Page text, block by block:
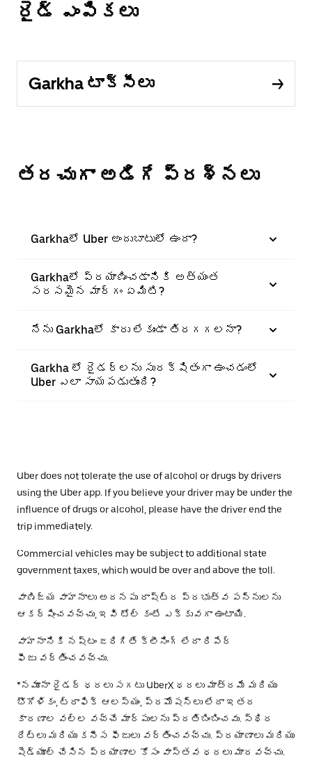
రైడ్ ఎంపికలు
Garkha టాక్సీలు
తరచుగా అడిగే ప్రశ్నలు
Garkhaలో Uber అందుబాటులో ఉందా?
Garkhaలో ప్రయాణించడానికి అత్యంత
సరసమైన మార్గం ఏమిటి?
నేను Garkhaలో కారు లేకుండా తిరగగలనా?
Garkha లో రైడర్‌లను సురక్షితంగా ఉంచడంలో
Uber ఎలా సాయపడుతుంది?
Uber does not tolerate the use of alcohol or drugs by drivers
using the Uber app. If you believe your driver may be under the
influence of drugs or alcohol, please have the driver end the
trip immediately.
Commercial vehicles may be subject to additional state
government taxes, which would be over and above the toll.
వాణిజ్య వాహనాలు అదనపు రాష్ట్ర ప్రభుత్వ పన్నులను
ఆకర్షించవచ్చు, ఇవి టోల్ కంటే ఎక్కువగా ఉంటాయి.
వాహనానికి నష్టం జరిగితే క్లీనింగ్ లేదా రిపేర్
ఫీజు వర్తించవచ్చు.
*నమూనా రైడర్ ధరలు సగటు UberX ధరలు మాత్రమే మరియు
భౌగోళికం, ట్రాఫిక్ ఆలస్యం, ప్రమోషన్లు లేదా ఇతర
కారణాల వల్ల వచ్చే మార్పులను ప్రతిబింబించవు. స్థిర
రేట్లు మరియు కనీస ఫీజులు వర్తించవచ్చు. ప్రయాణాలు మరియు
షెడ్యూల్ చేసిన ప్రయాణాల కోసం వాస్తవ ధరలు మారవచ్చు.